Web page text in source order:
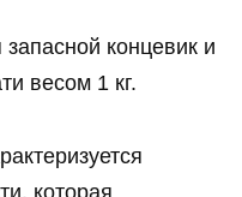
концевик и
весом 1 кг.
которая